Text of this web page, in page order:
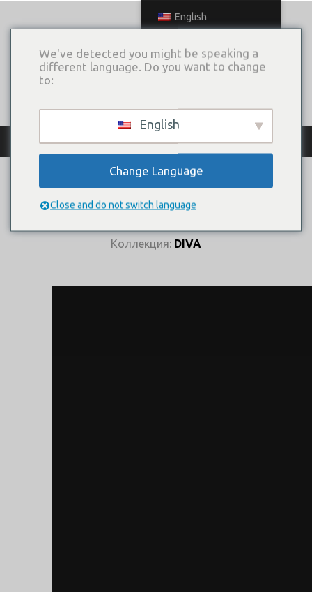
КАТАЛОГ ПЛАТЬЕВ
РОЯЛ БУРГУНДИ
(ТОП)
Коллекция: DIVA
English
We've detected you might be speaking a
different language. Do you want to change
to:
English
Change Language
Close and do not switch language